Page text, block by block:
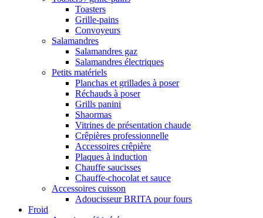
Toasters
Grille-pains
Convoyeurs
Salamandres
Salamandres gaz
Salamandres électriques
Petits matériels
Planchas et grillades à poser
Réchauds à poser
Grills panini
Shaormas
Vitrines de présentation chaude
Crêpières professionnelle
Accessoires crêpière
Plaques à induction
Chauffe saucisses
Chauffe-chocolat et sauce
Accessoires cuisson
Adoucisseur BRITA pour fours
Froid